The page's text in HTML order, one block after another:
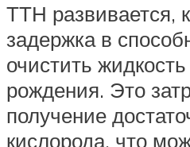
ТТН развивается,
задержка в
очистить
рождения. Это
получение
кислорода, что